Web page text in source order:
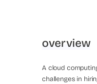
overview
A cloud
challenges in